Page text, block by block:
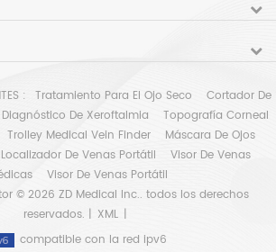
: Tratamiento Para El Ojo Seco
Cortador De
De Xeroftalmia
Topografía Corneal
Trolley Medical Vein Finder
Máscara De Ojos
Localizador De Venas Portátil
Visor De Venas
Visor De Venas Portátil
© 2026 ZD Medical Inc.. todos los derechos
reservados. | XML |
compatible con la red ipv6